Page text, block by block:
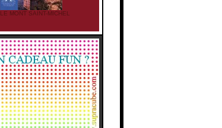
LE MONT SAINT-MICHEL